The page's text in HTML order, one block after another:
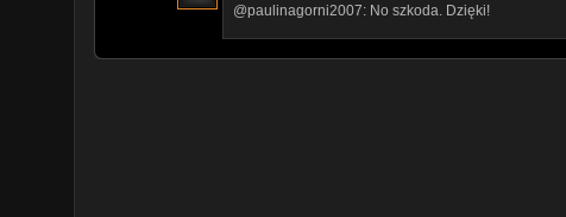
@paulinagorni2007: No szkoda. Dzięki!